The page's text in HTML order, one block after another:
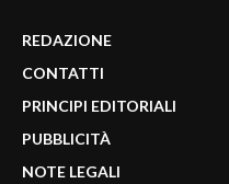
REDAZIONE
CONTATTI
PRINCIPI EDITORIALI
PUBBLICITÀ
NOTE LEGALI